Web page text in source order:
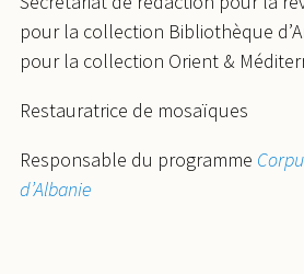
pour la collection Bibliothèque
pour la collection Orient &
Restauratrice de mosaïques
Responsable du programme
d’Albanie